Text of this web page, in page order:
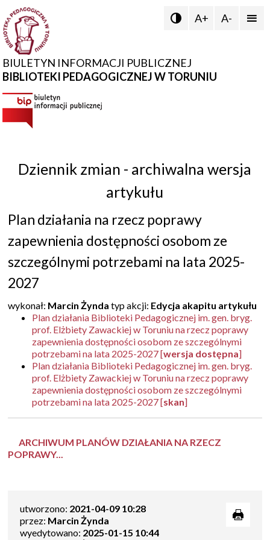
BIULETYN INFORMACJI PUBLICZNEJ
BIBLIOTEKI PEDAGOGICZNEJ W TORUNIU
 A+ A- 
Dziennik zmian - archiwalna wersja
artykułu
Plan działania na rzecz poprawy
zapewnienia dostępności osobom ze
szczególnymi potrzebami na lata 2025-
2027
wykonał: Marcin Żynda typ akcji: Edycja akapitu artykułu
Plan działania Biblioteki Pedagogicznej im. gen. bryg.
prof. Elżbiety Zawackiej w Toruniu na rzecz poprawy
zapewnienia dostępności osobom ze szczególnymi
potrzebami na lata 2025-2027 [wersja dostępna]
Plan działania Biblioteki Pedagogicznej im. gen. bryg.
prof. Elżbiety Zawackiej w Toruniu na rzecz poprawy
zapewnienia dostępności osobom ze szczególnymi
potrzebami na lata 2025-2027 [skan]
ARCHIWUM PLANÓW DZIAŁANIA NA RZECZ
POPRAWY...
utworzono: 2021-04-09 10:28
przez: Marcin Żynda
wyedytowano: 2025-01-15 10:44